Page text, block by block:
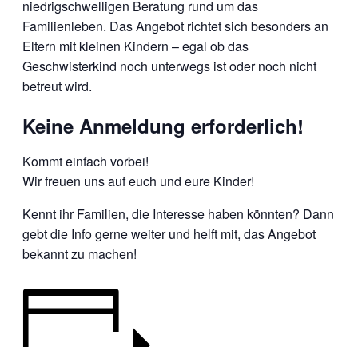
niedrigschwelligen Beratung rund um das
Familienleben. Das Angebot richtet sich besonders an
Eltern mit kleinen Kindern – egal ob das
Geschwisterkind noch unterwegs ist oder noch nicht
betreut wird.
Keine Anmeldung erforderlich!
Kommt einfach vorbei!
Wir freuen uns auf euch und eure Kinder!
Kennt ihr Familien, die Interesse haben könnten? Dann
gebt die Info gerne weiter und helft mit, das Angebot
bekannt zu machen!